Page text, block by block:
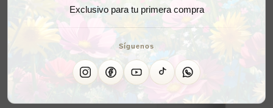
Exclusivo para tu primera compra
Síguenos